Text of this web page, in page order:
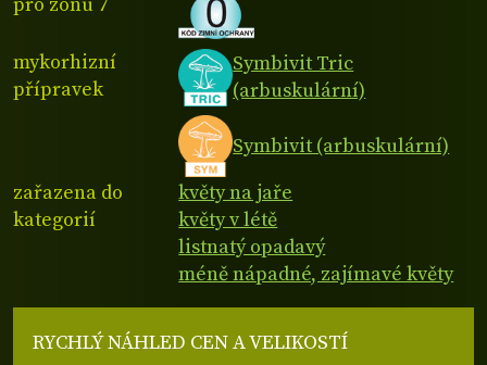
mykorhizní
přípravek
Symbivit Tric
(arbuskulární)
Symbivit (arbuskulární)
zařazena do
kategorií
květy na jaře
květy v létě
listnatý opadavý
méně nápadné, zajímavé květy
RYCHLÝ NÁHLED CEN A VELIKOSTÍ